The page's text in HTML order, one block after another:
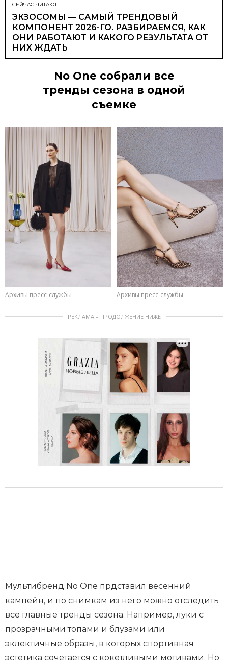
СЕЙЧАС ЧИТАЮТ
ЭКЗОСОМЫ — САМЫЙ ТРЕНДОВЫЙ
КОМПОНЕНТ 2026-ГО. РАЗБИРАЕМСЯ, КАК
ОНИ РАБОТАЮТ И КАКОГО РЕЗУЛЬТАТА ОТ
НИХ ЖДАТЬ
No One собрали все
тренды сезона в одной
съемке
Архивы пресс-службы Архивы пресс-службы
РЕКЛАМА – ПРОДОЛЖЕНИЕ НИЖЕ
Мультибренд No One прдставил весенний
кампейн, и по снимкам из него можно отследить
все главные тренды сезона. Например, луки с
прозрачными топами и блузами или
эклектичные образы, в которых спортивная
эстетика сочетается с кокетливыми мотивами. Но